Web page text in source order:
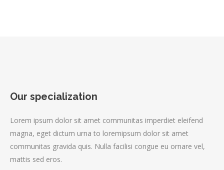
Our specialization
Lorem ipsum dolor sit amet communitas imperdiet eleifend
magna, eget dictum urna to loremipsum dolor sit amet
communitas gravida quis. Nulla facilisi congue eu ornare vel,
mattis sed eros.